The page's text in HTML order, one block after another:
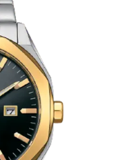
+7 ( 705 ) 181-42-50
info@vetervremeni.kz